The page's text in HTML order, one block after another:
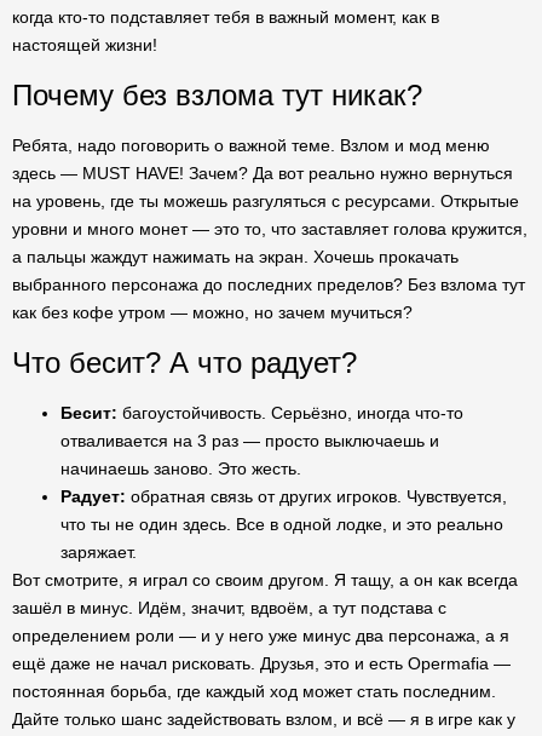
когда кто-то подставляет тебя в важный момент, как в
настоящей жизни!
Почему без взлома тут никак?
Ребята, надо поговорить о важной теме. Взлом и мод меню
здесь — MUST HAVE! Зачем? Да вот реально нужно вернуться
на уровень, где ты можешь разгуляться с ресурсами. Открытые
уровни и много монет — это то, что заставляет голова кружится,
а пальцы жаждут нажимать на экран. Хочешь прокачать
выбранного персонажа до последних пределов? Без взлома тут
как без кофе утром — можно, но зачем мучиться?
Что бесит? А что радует?
Бесит: багоустойчивость. Серьёзно, иногда что-то
отваливается на 3 раз — просто выключаешь и
начинаешь заново. Это жесть.
Радует: обратная связь от других игроков. Чувствуется,
что ты не один здесь. Все в одной лодке, и это реально
заряжает.
Вот смотрите, я играл со своим другом. Я тащу, а он как всегда
зашёл в минус. Идём, значит, вдвоём, а тут подстава с
определением роли — и у него уже минус два персонажа, а я
ещё даже не начал рисковать. Друзья, это и есть Opermafia —
постоянная борьба, где каждый ход может стать последним.
Дайте только шанс задействовать взлом, и всё — я в игре как у